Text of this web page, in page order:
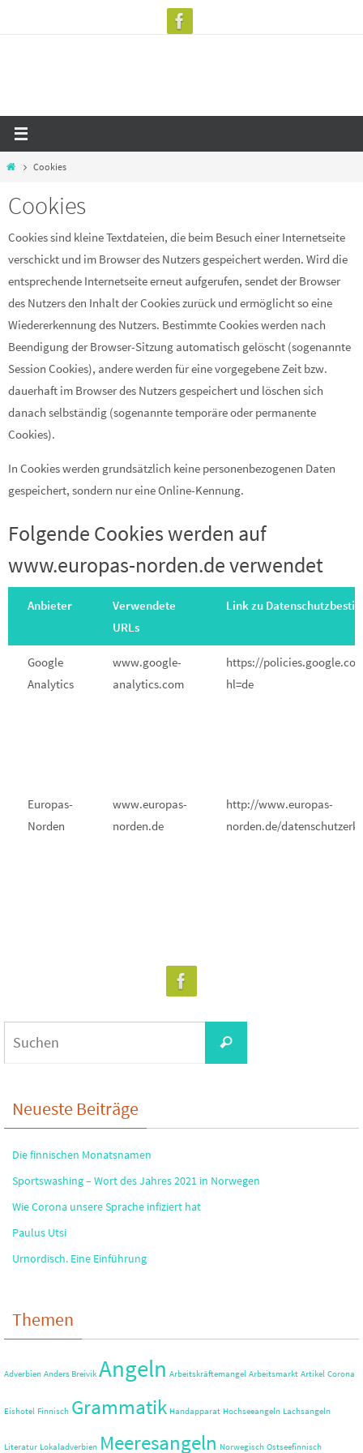
StartCookies
Cookies
Cookies sind kleine Textdateien, die beim Besuch einer Internetseite
verschickt und im Browser des Nutzers gespeichert werden. Wird die
entsprechende Internetseite erneut aufgerufen, sendet der Browser
des Nutzers den Inhalt der Cookies zurück und ermöglicht so eine
Wiedererkennung des Nutzers. Bestimmte Cookies werden nach
Beendigung der Browser-Sitzung automatisch gelöscht (sogenannte
Session Cookies), andere werden für eine vorgegebene Zeit bzw.
dauerhaft im Browser des Nutzers gespeichert und löschen sich
danach selbständig (sogenannte temporäre oder permanente
Cookies).
In Cookies werden grundsätzlich keine personenbezogenen Daten
gespeichert, sondern nur eine Online-Kennung.
Folgende Cookies werden auf
www.europas-norden.de verwendet
Anbieter
Verwendete
URLs
Link zu
Google
Analytics
www.google-
analytics.com
https://
hl=de
Europas-
Norden
www.europas-
norden.de
http://www.europas-
norden.de/
Suchen
Neueste Beiträge
Die finnischen Monatsnamen
Sportswashing – Wort des Jahres 2021 in Norwegen
Wie Corona unsere Sprache infiziert hat
Paulus Utsi
Urnordisch. Eine Einführung
Themen
Adverbien Anders Breivik Angeln Arbeitskräftemangel Arbeitsmarkt Artikel Corona
Eishotel Finnisch Grammatik Handapparat Hochseeangeln Lachsangeln
Literatur Lokaladverbien Meeresangeln Norwegisch Ostseefinnisch